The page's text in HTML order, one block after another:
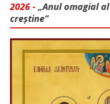
2026 - „Anul omagial
creștine”